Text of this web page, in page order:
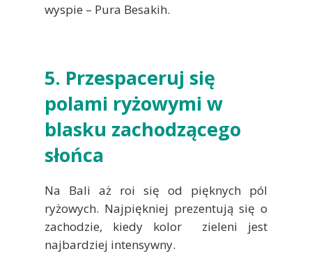
wyspie – Pura Besakih.
5. Przespaceruj się
polami ryżowymi w
blasku zachodzącego
słońca
Na Bali aż roi się od pięknych pól
ryżowych. Najpiękniej prezentują się o
zachodzie, kiedy kolor zieleni jest
najbardziej intensywny.